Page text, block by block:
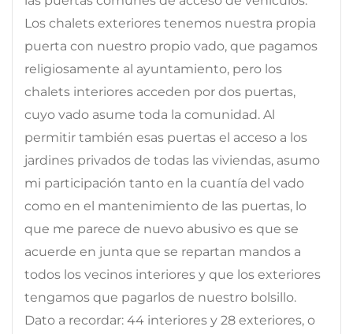
Los chalets exteriores tenemos nuestra propia
puerta con nuestro propio vado, que pagamos
religiosamente al ayuntamiento, pero los
chalets interiores acceden por dos puertas,
cuyo vado asume toda la comunidad. Al
permitir también esas puertas el acceso a los
jardines privados de todas las viviendas, asumo
mi participación tanto en la cuantía del vado
como en el mantenimiento de las puertas, lo
que me parece de nuevo abusivo es que se
acuerde en junta que se repartan mandos a
todos los vecinos interiores y que los exteriores
tengamos que pagarlos de nuestro bolsillo.
Dato a recordar: 44 interiores y 28 exteriores, o